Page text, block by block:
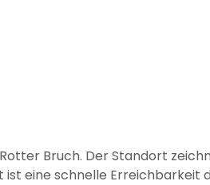
Bruch. Der Standort
eine schnelle Erreichbarkeit